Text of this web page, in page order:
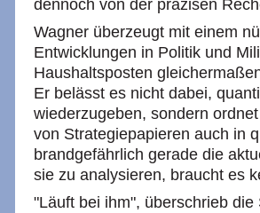
dennoch von der präzisen
Wagner überzeugt mit einem
Entwicklungen in Politik und
Haushaltsposten
Er belässt es nicht dabei,
wiederzugeben, sondern
von Strategiepapieren auch in
brandgefährlich gerade die
sie zu analysieren, braucht es
"Läuft bei ihm", überschrieb